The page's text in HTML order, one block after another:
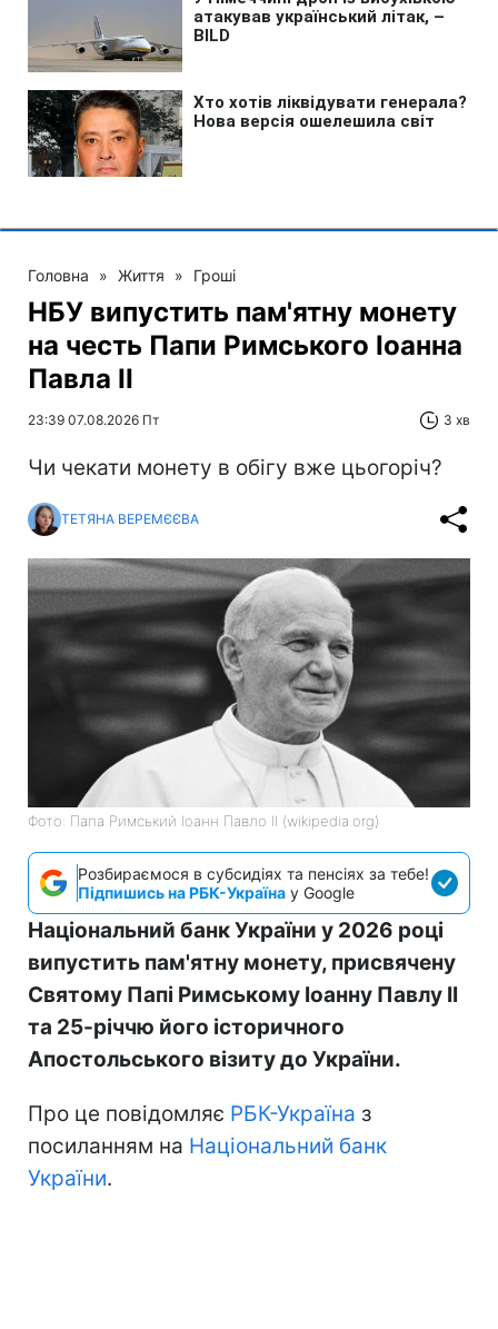
Головна » Життя » Гроші
НБУ випустить пам'ятну монету
на честь Папи Римського Іоанна
Павла II
23:39 07.08.2026 Пт 3 хв
Чи чекати монету в обігу вже цьогоріч?
ТЕТЯНА ВЕРЕМЄЄВА
Фото: Папа Римський Іоанн Павло II (wikipedia.org)
Розбираємося в субсидіях та пенсіях за тебе!
Підпишись на РБК-Україна у Google
Національний банк України у 2026 році
випустить пам'ятну монету, присвячену
Святому Папі Римському Іоанну Павлу II
та 25-річчю його історичного
Апостольського візиту до України.
Про це повідомляє РБК-Україна з
посиланням на Національний банк
України.